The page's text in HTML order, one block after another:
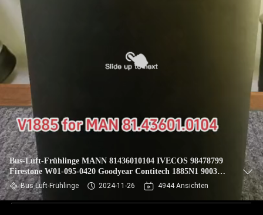
Bus-Luft-Frühlinge MANN 81436010104 IVECOS 98478799
Firestone W01-095-0420 Goodyear Contitech 1885N1 9003
VKNTECH V1885
Bus-Luft-Frühlinge 2024-11-26 4944 Ansichten